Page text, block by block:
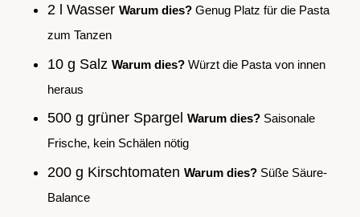
2 l Wasser Warum dies? Genug Platz für die Pasta
zum Tanzen
10 g Salz Warum dies? Würzt die Pasta von innen
heraus
500 g grüner Spargel Warum dies? Saisonale
Frische, kein Schälen nötig
200 g Kirschtomaten Warum dies? Süße Säure-
Balance